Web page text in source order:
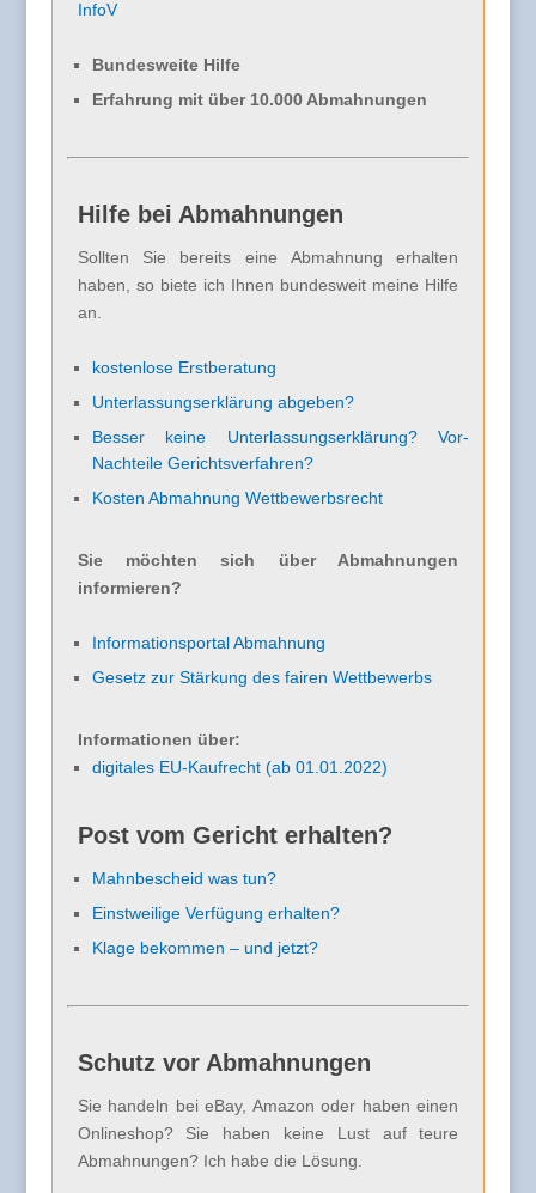
InfoV
Bundesweite Hilfe
Erfahrung mit über 10.000 Abmahnungen
Hilfe bei Abmahnungen
Sollten Sie bereits eine Abmahnung erhalten
haben, so biete ich Ihnen bundesweit meine Hilfe
an.
kostenlose Erstberatung
Unterlassungserklärung abgeben?
Besser keine Unterlassungserklärung? Vor-
Nachteile Gerichtsverfahren?
Kosten Abmahnung Wettbewerbsrecht
Sie möchten sich über Abmahnungen
informieren?
Informationsportal Abmahnung
Gesetz zur Stärkung des fairen Wettbewerbs
Informationen über:
digitales EU-Kaufrecht (ab 01.01.2022)
Post vom Gericht erhalten?
Mahnbescheid was tun?
Einstweilige Verfügung erhalten?
Klage bekommen – und jetzt?
Schutz vor Abmahnungen
Sie handeln bei eBay, Amazon oder haben einen
Onlineshop? Sie haben keine Lust auf teure
Abmahnungen? Ich habe die Lösung.